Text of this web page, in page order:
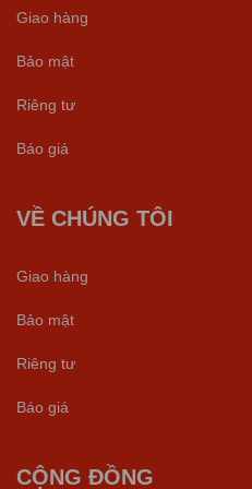
Giao hàng
Bảo mật
Riêng tư
Báo giá
VỀ CHÚNG TÔI
Giao hàng
Bảo mật
Riêng tư
Báo giá
CỘNG ĐỒNG